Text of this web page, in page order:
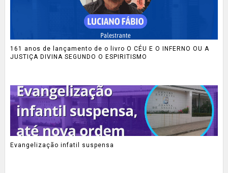
161 anos de lançamento de o livro O CÉU E O INFERNO OU A
JUSTIÇA DIVINA SEGUNDO O ESPIRITISMO
Evangelização infatil suspensa